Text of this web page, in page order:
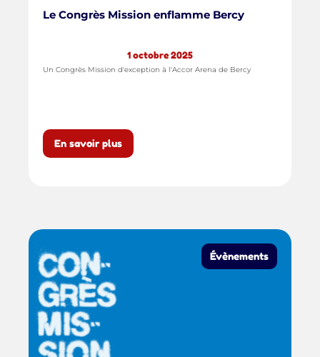
Le Congrès Mission enflamme Bercy
1 octobre 2025
Un Congrès Mission d'exception à l'Accor Arena de Bercy
En savoir plus
Évènements